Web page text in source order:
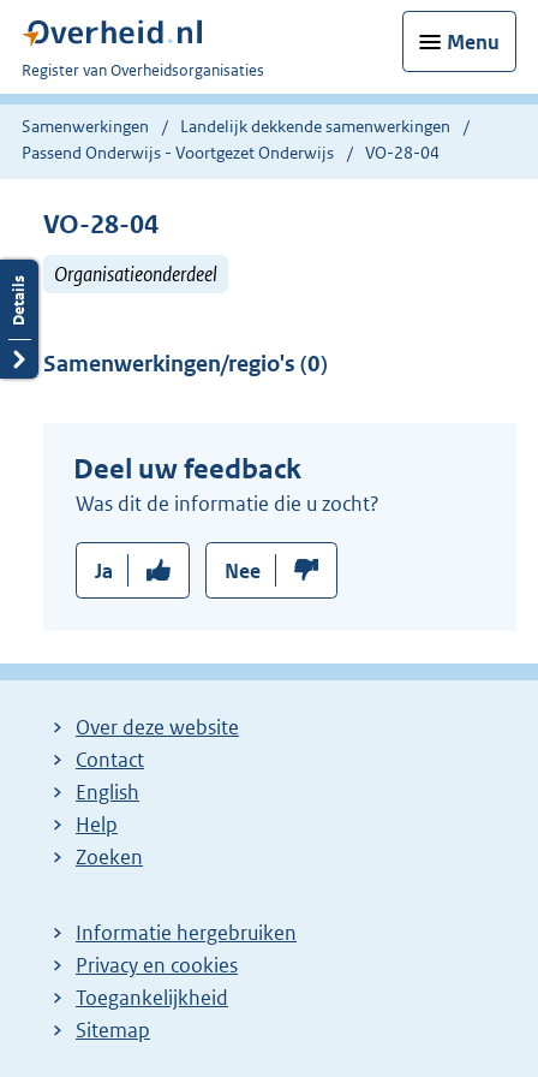
Menu
U
bent
nu
hier:
Register van Overheidsorganisaties
Samenwerkingen
Landelijk dekkende samenwerkingen
Passend Onderwijs - Voortgezet Onderwijs
VO-28-04
VO-28-04
Organisatieonderdeel
Samenwerkingen/regio's (0)
Deel uw feedback
Was dit de informatie die u zocht?
Ja Nee
Over deze website
Contact
English
Help
Zoeken
Informatie hergebruiken
Privacy en cookies
Toegankelijkheid
Sitemap